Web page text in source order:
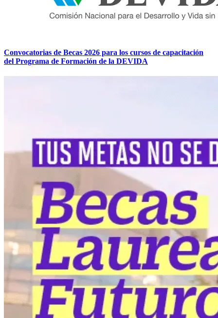
Convocatorias de Becas 2026 para los cursos de capacitación
del Programa de Formación de la DEVIDA